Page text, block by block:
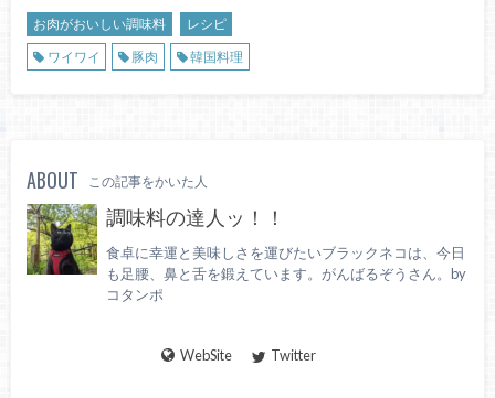
お肉がおいしい調味料
レシピ
ワイワイ
豚肉 韓国料理
ABOUT この記事をかいた人
調味料の達人ッ！！
食卓に幸運と美味しさを運びたいブラックネコは、今日
も足腰、鼻と舌を鍛えています。がんばるぞうさん。by
コタンポ
WebSite Twitter